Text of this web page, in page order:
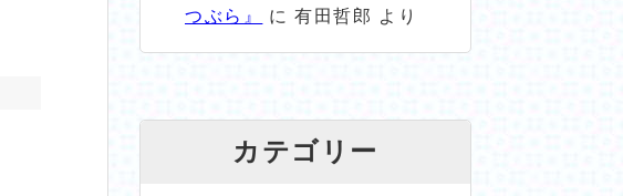
つぶら』
に有田哲郎 より
カテゴリー